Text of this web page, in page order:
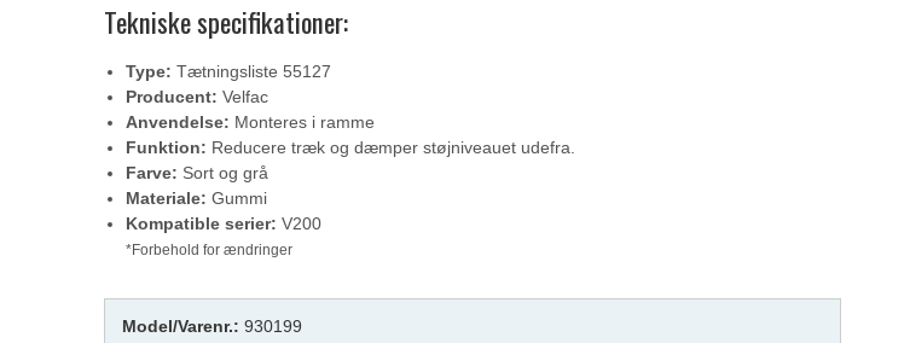
Tekniske specifikationer:
Type: Tætningsliste 55127
Producent: Velfac
Anvendelse: Monteres i ramme
Funktion: Reducere træk og dæmper støjniveauet udefra.
Farve: Sort og grå
Materiale: Gummi
Kompatible serier: V200
*Forbehold for ændringer
Model/Varenr.: 930199